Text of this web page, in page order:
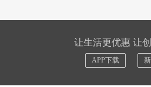
让生活更优惠 让
APP下载